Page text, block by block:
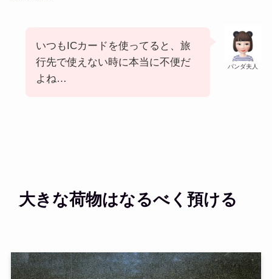
パンダ夫人
いつもICカードを使ってると、旅
行先で使えない時に本当に不便だ
よね…
大きな荷物はなるべく預ける